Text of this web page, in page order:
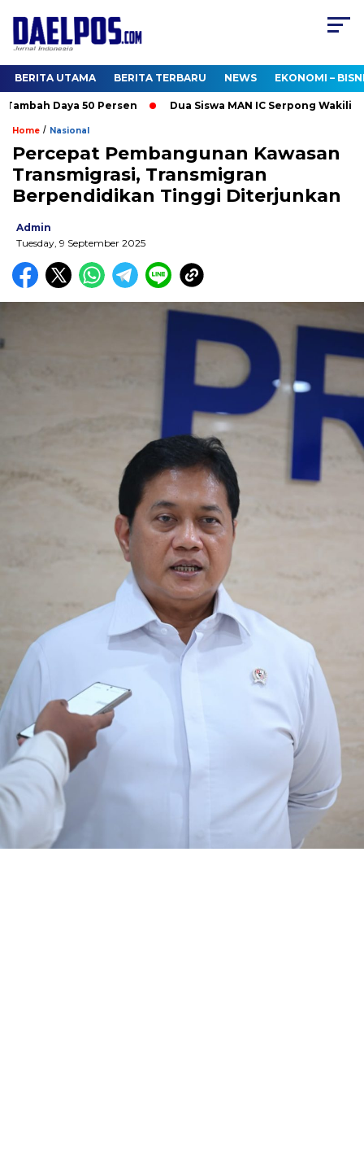
BERITA UTAMA BERITA TERBARU NEWS EKONOMI –
Daya 50 Persen Dua Siswa MAN IC Serpong Wakili RI
Home / Nasional
Percepat Pembangunan Kawasan
Transmigrasi, Transmigran
Berpendidikan Tinggi Diterjunkan
Admin
Tuesday, 9 September 2025